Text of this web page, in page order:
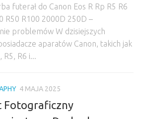
futerał do Canon Eos R Rp R5 R6
R50 R100 2000D 250D –
problemów W dzisiejszych
aparatów Canon, takich jak
R5, R6 i...
4 MAJA 2025
Fotograficzny